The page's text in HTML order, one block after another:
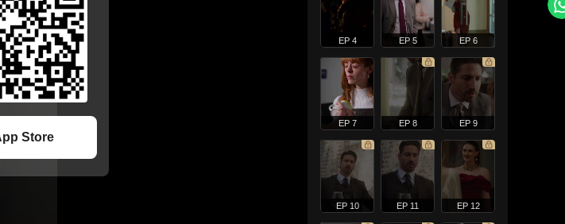
Store
EP 4 EP 5 EP 6
EP 7 EP 8 EP 9
EP 10 EP 11 EP 12